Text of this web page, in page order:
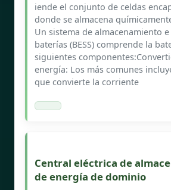
iende el conjunto de celdas
donde se almacena
Un sistema de almacenamiento
baterías (BESS) comprende la
siguientes
energía: Los más comunes
que convierte la corriente
Central eléctrica de
de energía de dominio